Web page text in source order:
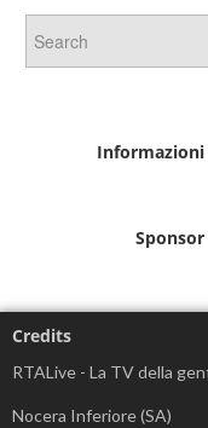
Sponsor
Credits
RTALive - La TV della
Nocera Inferiore (SA)